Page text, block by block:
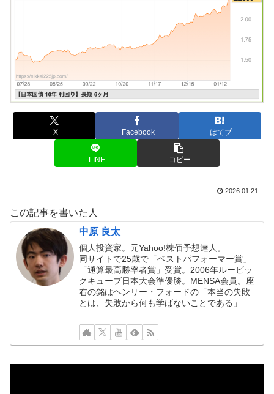
X Facebook はてブ
LINE コピー
2026.01.21
この記事を書いた人
中原 良太
個人投資家。元Yahoo!株価予想達人。
同サイトで25歳で「ベストパフォーマー賞」
「通算最高勝率者賞」受賞。2006年ルービッ
クキューブ日本大会準優勝。MENSA会員。座
右の銘はヘンリー・フォードの「本当の失敗
とは、失敗から何も学ばないことである」